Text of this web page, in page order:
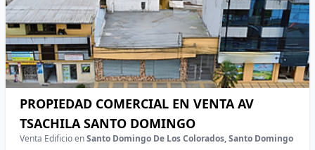
PROPIEDAD COMERCIAL EN VENTA AV
TSACHILA SANTO DOMINGO
Venta Edificio enSanto Domingo De Los Colorados, Santo Domingo